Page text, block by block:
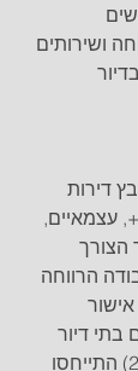
ושירותים
דירות
המיועד למגורי דיירים בני 60+, עצמאיים,
הצורך
הרווחה
בתי דיור
מוגן בישראל. סעיפים (19)(20) התייחסו